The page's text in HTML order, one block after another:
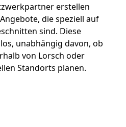
erstellen
die speziell auf
sind. Diese
unabhängig davon, ob
von Lorsch oder
Standorts planen.